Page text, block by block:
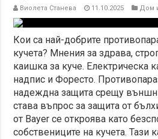
Виолета Станева 11.10.2025 Дом
Кои са най-добрите
кучета? Мнения за здрава,
каишка за куче. Електрическа
надпис и Форесто.
надеждна защита срещу
става въпрос за защита от
от Bayer се откроява като
собствениците на кучета. Тази